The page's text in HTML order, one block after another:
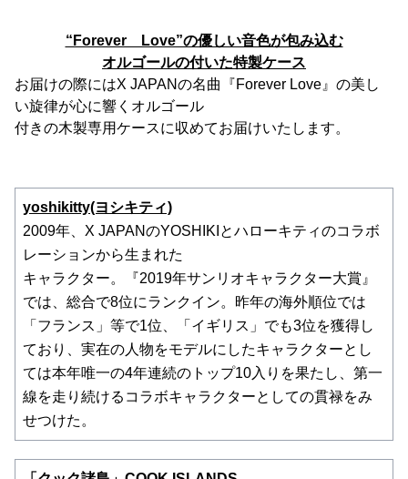
“Forever Love”の優しい音色が包み込む
オルゴールの付いた特製ケース
お届けの際にはX JAPANの名曲『Forever Love』の美し
い旋律が心に響くオルゴール
付きの木製専用ケースに収めてお届けいたします。
yoshikitty(ヨシキティ)
2009年、X JAPANのYOSHIKIとハローキティのコラボ
レーションから生まれた
キャラクター。『2019年サンリオキャラクター大賞』
では、総合で8位にランクイン。昨年の海外順位では
「フランス」等で1位、「イギリス」でも3位を獲得し
ており、実在の人物をモデルにしたキャラクターとし
ては本年唯一の4年連続のトップ10入りを果たし、第一
線を走り続けるコラボキャラクターとしての貫禄をみ
せつけた。